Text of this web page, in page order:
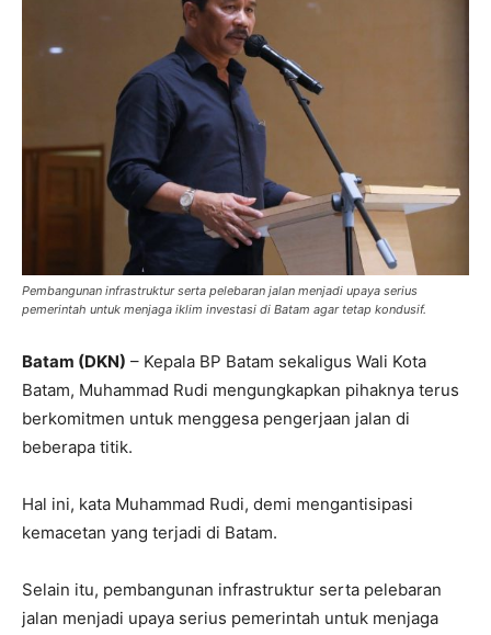
Pembangunan infrastruktur serta pelebaran jalan menjadi upaya serius
pemerintah untuk menjaga iklim investasi di Batam agar tetap kondusif.
Batam (DKN) – Kepala BP Batam sekaligus Wali Kota
Batam, Muhammad Rudi mengungkapkan pihaknya terus
berkomitmen untuk menggesa pengerjaan jalan di
beberapa titik.
Hal ini, kata Muhammad Rudi, demi mengantisipasi
kemacetan yang terjadi di Batam.
Selain itu, pembangunan infrastruktur serta pelebaran
jalan menjadi upaya serius pemerintah untuk menjaga